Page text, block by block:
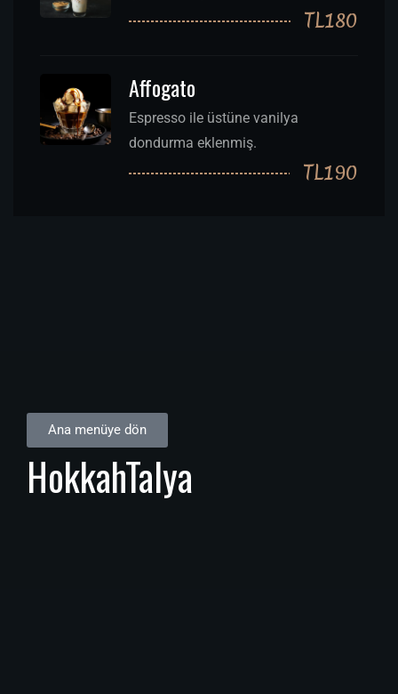
TL180
Affogato
Espresso ile üstüne vanilya
dondurma eklenmiş.
TL190
Ana menüye dön
HokkahTalya